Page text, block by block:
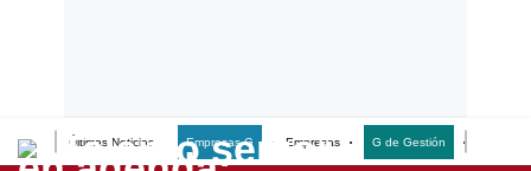
Últimas Noticias Empresas G Empresas G de Gestión
Lo último